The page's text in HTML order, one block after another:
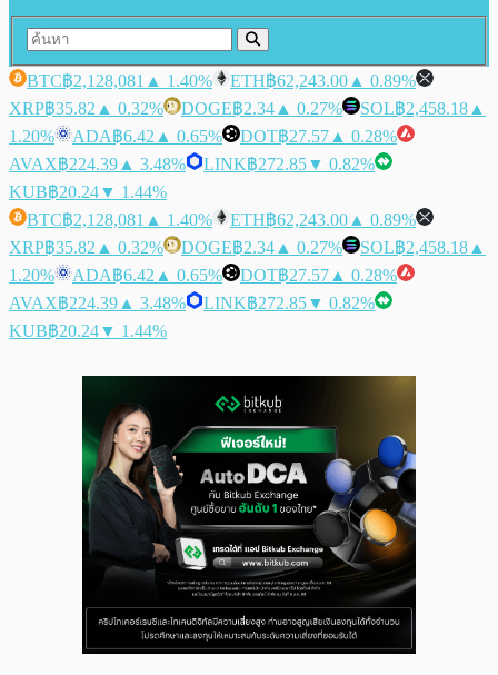
BTC฿2,128,081 ▲ 1.40% ETH฿62,243.00 ▲ 0.89%
XRP฿35.82 ▲ 0.32% DOGE฿2.34 ▲ 0.27% SOL฿2,458.18 ▲
1.20%
ADA฿6.42 ▲ 0.65% DOT฿27.57 ▲ 0.28%
AVAX฿224.39 ▲ 3.48% LINK฿272.85▼ 0.82%
KUB฿20.24▼ 1.44%
BTC฿2,128,081 ▲ 1.40% ETH฿62,243.00 ▲ 0.89%
XRP฿35.82 ▲ 0.32% DOGE฿2.34 ▲ 0.27% SOL฿2,458.18 ▲
1.20%
ADA฿6.42 ▲ 0.65% DOT฿27.57 ▲ 0.28%
AVAX฿224.39 ▲ 3.48% LINK฿272.85▼ 0.82%
KUB฿20.24▼ 1.44%